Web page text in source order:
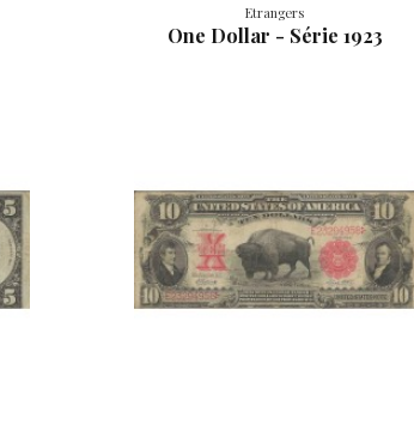
Etrangers
One Dollar - Série 1923